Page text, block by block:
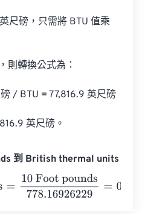
尺磅，只需將 BTU 值乘
則轉換公式為：
/ BTU = 77,816.9 英尺磅
英尺磅。
到 British thermal units
Foot pounds 778.16926229